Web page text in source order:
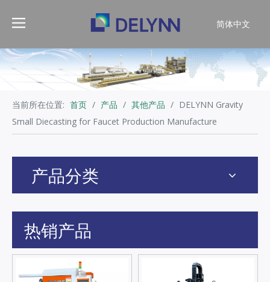
简体中文
当前所在位置: 首页 / 产品 / 其他产品 / DELYNN Gravity
Small Diecasting for Faucet Production Manufacture
产品分类
热销产品